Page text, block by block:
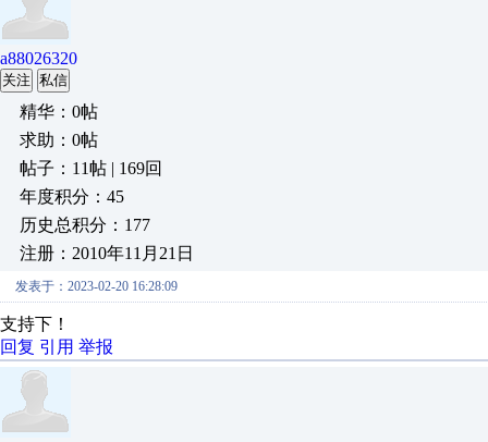
a88026320
关注 私信
精华：0帖
求助：0帖
帖子：11帖 | 169回
年度积分：45
历史总积分：177
注册：2010年11月21日
发表于：2023-02-20 16:28:09
支持下！
回复 引用 举报